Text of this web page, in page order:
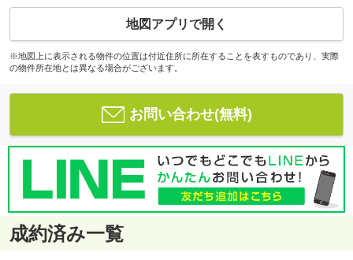
地図アプリで開く
※地図上に表示される物件の位置は付近住所に所在することを表すものであり、実際
の物件所在地とは異なる場合がございます。
お問い合わせ(無料)
成約済み一覧